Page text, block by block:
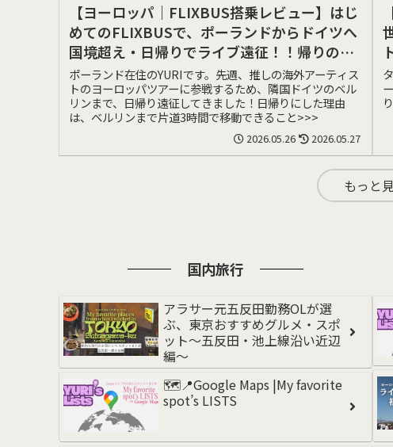
【ヨーロッパ｜FLIXBUS搭乗レビュー】はじ
めてのFLIXBUSで、ポーランドからドイツへ
国境超え・日帰りでライブ遠征！！帰りのバ
スを当日キャンセルされた話。
ポーランド在住のYURIです。先週、推しの海外アーティス
トのヨーロッパツアーに参戦するため、隣国ドイツのベル
リンまで、日帰り遠征してきました！日帰りにした理由
は、ベルリンまで片道3時間で移動できること>>>
2026.05.26 2026.05.27
もっと
国内旅行
アラサー元五反田勤務OLが選
ぶ、東京おすすめグルメ・スポ
ット〜五反田・池上線沿い近辺
編〜
🗺️📍Google Maps |My favorite
spot’s LISTS